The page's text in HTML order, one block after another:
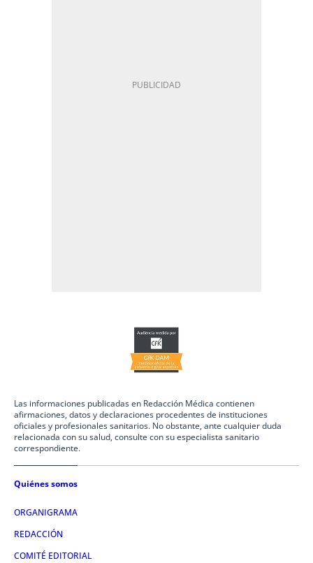
Las informaciones publicadas en Redacción Médica contienen
afirmaciones, datos y declaraciones procedentes de instituciones
oficiales y profesionales sanitarios. No obstante, ante cualquier duda
relacionada con su salud, consulte con su especialista sanitario
correspondiente.
Quiénes somos
ORGANIGRAMA
REDACCIÓN
COMITÉ EDITORIAL